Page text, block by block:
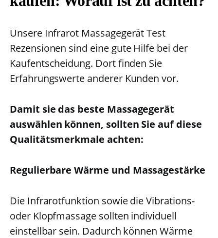
Unsere Infrarot Massagegerät Test
Rezensionen sind eine gute Hilfe bei der
Kaufentscheidung. Dort finden Sie
Erfahrungswerte anderer Kunden vor.
Damit sie das beste Massagegerät
auswählen können, sollten Sie auf diese
Qualitätsmerkmale achten:
Regulierbare Wärme und Massagestärke
Die Infrarotfunktion sowie die Vibrations-
oder Klopfmassage sollten individuell
einstellbar sein. Dadurch können Wärme